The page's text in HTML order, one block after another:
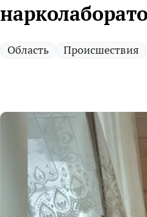
Область Происшествия